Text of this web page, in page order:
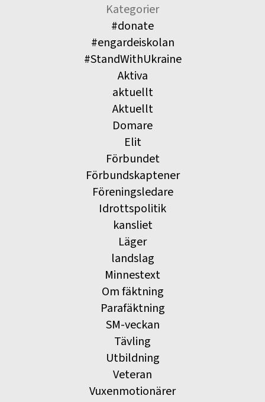
Kategorier
#donate
#engardeiskolan
#StandWithUkraine
Aktiva
aktuellt
Aktuellt
Domare
Elit
Förbundet
Förbundskaptener
Föreningsledare
Idrottspolitik
kansliet
Läger
landslag
Minnestext
Om fäktning
Parafäktning
SM-veckan
Tävling
Utbildning
Veteran
Vuxenmotionärer